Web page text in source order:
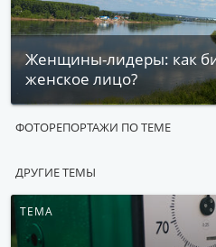
Женщины-лидеры: как
женское лицо?
ФОТОРЕПОРТАЖИ ПО ТЕМЕ
ДРУГИЕ ТЕМЫ
ТЕМА